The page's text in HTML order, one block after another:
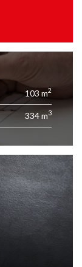
103 m2
334 m3